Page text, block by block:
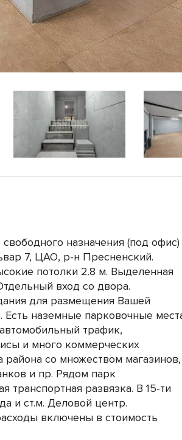
назначения (под офис)
7, ЦАО, р-н Пресненский.
потолки 2.8 м. Выделенная
вход со двора.
для размещения Вашей
наземные парковочные
трафик,
и много коммерческих
района со множеством магазинов,
и пр. Рядом парк
транспортная развязка. В 15-ти
и ст.м. Деловой центр.
включены в стоимость